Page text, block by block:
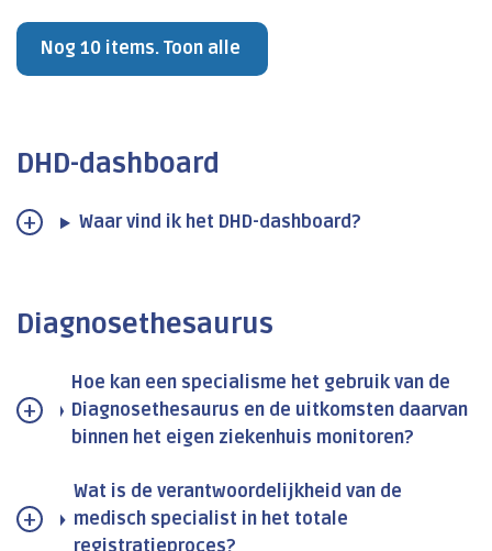
Nog 10 items. Toon alle
DHD-dashboard
Waar vind ik het DHD-dashboard?
Diagnosethesaurus
Hoe kan een specialisme het gebruik van de
Diagnosethesaurus en de uitkomsten daarvan
binnen het eigen ziekenhuis monitoren?
Wat is de verantwoordelijkheid van de
medisch specialist in het totale